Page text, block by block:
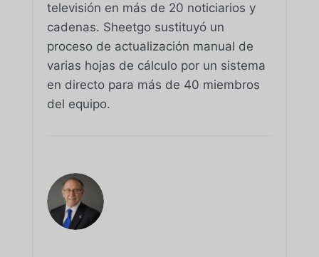
televisión en más de 20 noticiarios y
cadenas. Sheetgo sustituyó un
proceso de actualización manual de
varias hojas de cálculo por un sistema
en directo para más de 40 miembros
del equipo.